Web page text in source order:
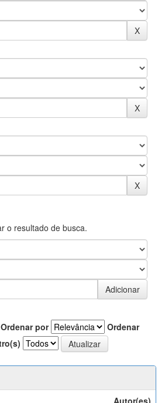
o resultado de busca.
Ordenar por
Ordenar
Autor(es)